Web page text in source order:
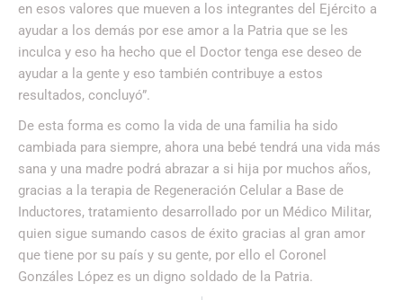
en esos valores que mueven a los integrantes del Ejército a
ayudar a los demás por ese amor a la Patria que se les
inculca y eso ha hecho que el Doctor tenga ese deseo de
ayudar a la gente y eso también contribuye a estos
resultados, concluyó”.
De esta forma es como la vida de una familia ha sido
cambiada para siempre, ahora una bebé tendrá una vida más
sana y una madre podrá abrazar a si hija por muchos años,
gracias a la terapia de Regeneración Celular a Base de
Inductores, tratamiento desarrollado por un Médico Militar,
quien sigue sumando casos de éxito gracias al gran amor
que tiene por su país y su gente, por ello el Coronel
Gonzáles López es un digno soldado de la Patria.